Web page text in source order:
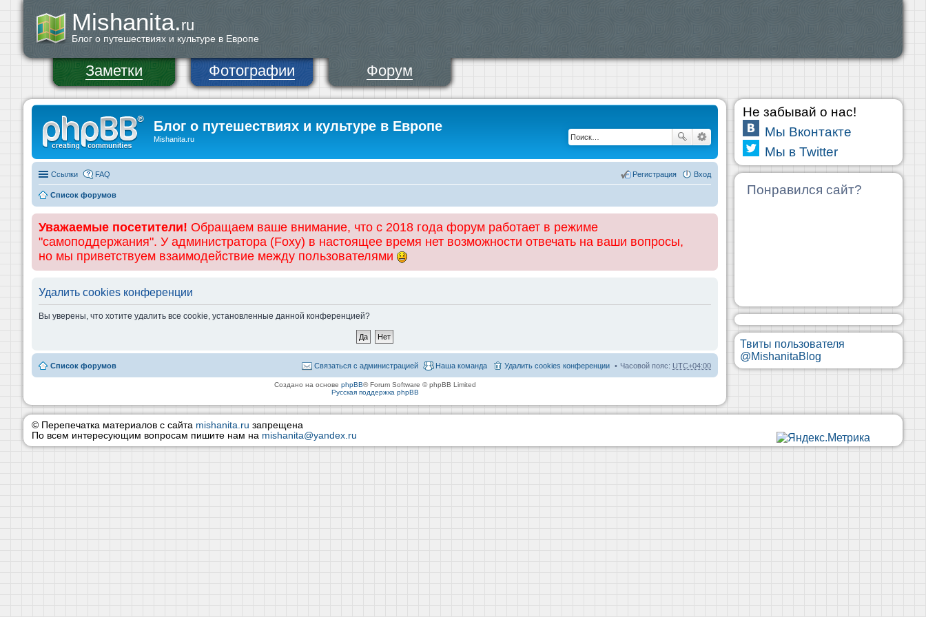
Mishanita.ru
Блог о путешествиях и культуре в Европе
Заметки Фотографии Форум
Блог о путешествиях и культуре в Европе
Mishanita.ru
Ссылки FAQ Вход
Регистрация
Список форумов
Уважаемые посетители! Обращаем ваше внимание, что с 2018 года форум работает в режиме
"самоподдержания". У администратора (Foxy) в настоящее время нет возможности отвечать на ваши вопросы,
но мы приветствуем взаимодействие между пользователями
Удалить cookies конференции
Вы уверены, что хотите удалить все cookie, установленные данной конференцией?
Список форумов Часовой пояс: UTC+04:00
Удалить cookies конференции
Наша команда
Связаться с администрацией
Создано на основе phpBB® Forum Software © phpBB Limited
Русская поддержка phpBB
Не забывай о нас!
Мы Вконтакте
Мы в Twitter
Понравился сайт?
Твиты пользователя
@MishanitaBlog
© Перепечатка материалов с сайта mishanita.ru запрещена
По всем интересующим вопросам пишите нам на mishanita@yandex.ru